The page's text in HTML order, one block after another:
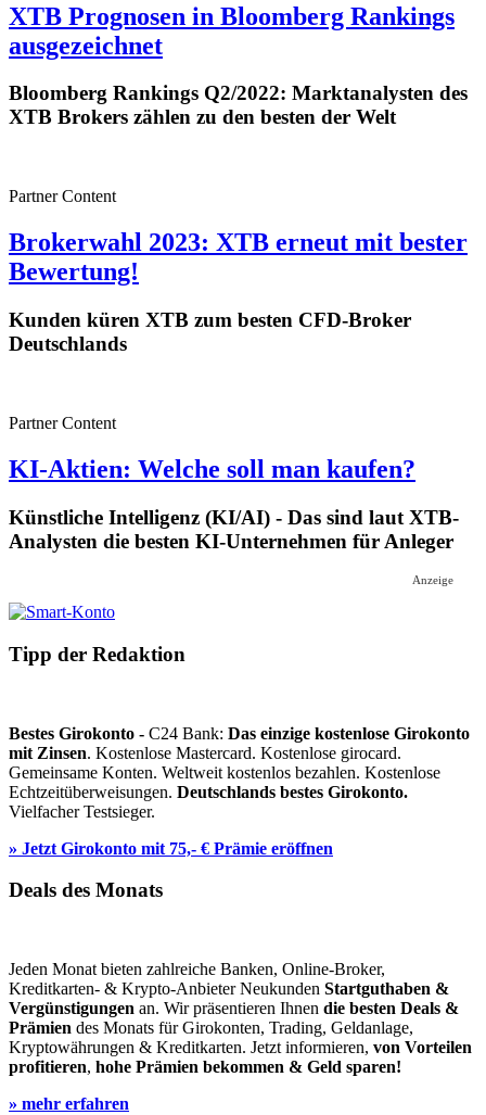
XTB Prognosen in Bloomberg Rankings
ausgezeichnet
Bloomberg Rankings Q2/2022: Marktanalysten des
XTB Brokers zählen zu den besten der Welt
Partner Content
Brokerwahl 2023: XTB erneut mit bester
Bewertung!
Kunden küren XTB zum besten CFD-Broker
Deutschlands
Partner Content
KI-Aktien: Welche soll man kaufen?
Künstliche Intelligenz (KI/AI) - Das sind laut XTB-
Analysten die besten KI-Unternehmen für Anleger
Anzeige
Tipp der Redaktion
Bestes Girokonto - C24 Bank: Das einzige kostenlose Girokonto
mit Zinsen. Kostenlose Mastercard. Kostenlose girocard.
Gemeinsame Konten. Weltweit kostenlos bezahlen. Kostenlose
Echtzeitüberweisungen. Deutschlands bestes Girokonto.
Vielfacher Testsieger.
» Jetzt Girokonto mit 75,- € Prämie eröffnen
Deals des Monats
Jeden Monat bieten zahlreiche Banken, Online-Broker,
Kreditkarten- & Krypto-Anbieter Neukunden Startguthaben &
Vergünstigungen an. Wir präsentieren Ihnen die besten Deals &
Prämien des Monats für Girokonten, Trading, Geldanlage,
Kryptowährungen & Kreditkarten. Jetzt informieren, von Vorteilen
profitieren, hohe Prämien bekommen & Geld sparen!
» mehr erfahren